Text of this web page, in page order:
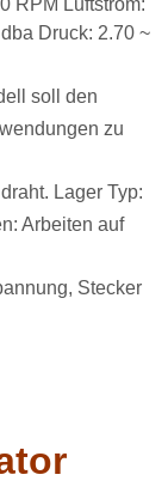
RPM Luftstrom:
Druck: 2.70 ~
soll den
zu
Lager Typ:
Arbeiten auf
Stecker